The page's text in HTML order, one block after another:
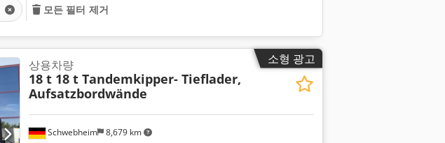
모든 필터 제거
소형 광고
Schwebheim 8,679 km
상용차량
18 t 18 t Tandemkipper- Tieflader,
Aufsatzbordwände